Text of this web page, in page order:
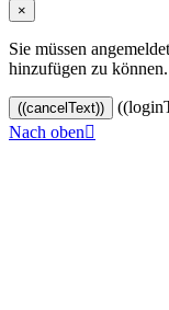
×
Sie müssen
hinzufügen zu können.
((cancelText))
Nach oben